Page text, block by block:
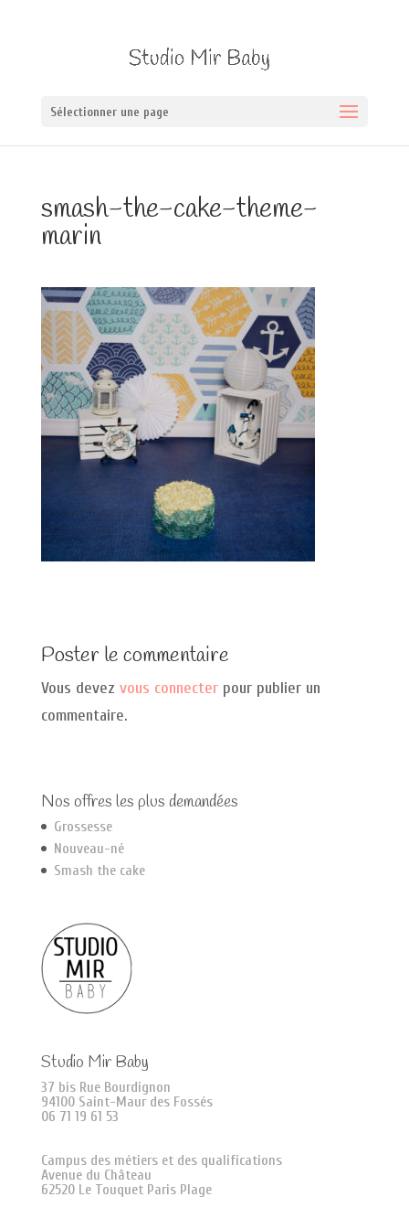
Sélectionner une page
smash-the-cake-theme-
marin
Poster le commentaire
Vous devez vous connecterpour publier un
commentaire.
Nos offres les plus demandées
Grossesse
Nouveau-né
Smash the cake
Studio Mir Baby
37 bis Rue Bourdignon
94100 Saint-Maur des Fossés
06 71 19 61 53
Campus des métiers et des qualifications
Avenue du Château
62520 Le Touquet Paris Plage